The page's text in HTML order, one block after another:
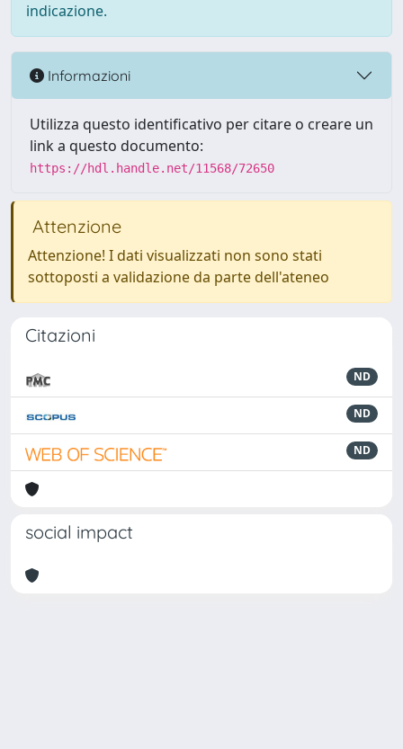
indicazione.
Informazioni
Utilizza questo identificativo per citare o creare un
link a questo documento:
https://hdl.handle.net/11568/72650
Attenzione
Attenzione! I dati visualizzati non sono stati
sottoposti a validazione da parte dell'ateneo
Citazioni
ND
ND
ND
social impact